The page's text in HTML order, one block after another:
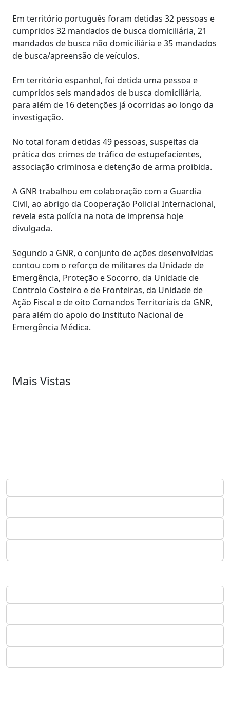
Em território português foram detidas 32 pessoas e
cumpridos 32 mandados de busca domiciliária, 21
mandados de busca não domiciliária e 35 mandados
de busca/apreensão de veículos.
Em território espanhol, foi detida uma pessoa e
cumpridos seis mandados de busca domiciliária,
para além de 16 detenções já ocorridas ao longo da
investigação.
No total foram detidas 49 pessoas, suspeitas da
prática dos crimes de tráfico de estupefacientes,
associação criminosa e detenção de arma proibida.
A GNR trabalhou em colaboração com a Guardia
Civil, ao abrigo da Cooperação Policial Internacional,
revela esta polícia na nota de imprensa hoje
divulgada.
Segundo a GNR, o conjunto de ações desenvolvidas
contou com o reforço de militares da Unidade de
Emergência, Proteção e Socorro, da Unidade de
Controlo Costeiro e de Fronteiras, da Unidade de
Ação Fiscal e de oito Comandos Territoriais da GNR,
para além do apoio do Instituto Nacional de
Emergência Médica.
Mais Vistas